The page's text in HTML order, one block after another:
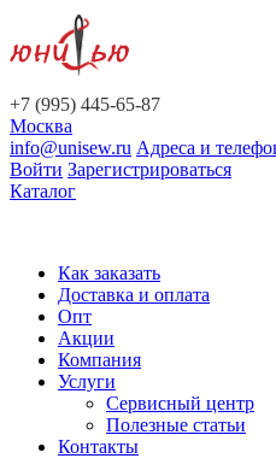
+7 (995) 445-65-87
Москва
info@unisew.ru Адреса и
Войти Зарегистрироваться
Каталог
Как заказать
Доставка и оплата
Опт
Акции
Компания
Услуги
Сервисный центр
Полезные статьи
Контакты